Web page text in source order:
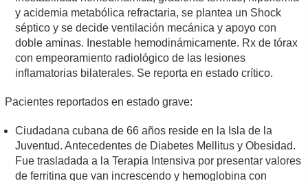
y acidemia metabólica refractaria, se plantea un Shock
séptico y se decide ventilación mecánica y apoyo con
doble aminas. Inestable hemodinámicamente. Rx de tórax
con empeoramiento radiológico de las lesiones
inflamatorias bilaterales. Se reporta en estado crítico.
Pacientes reportados en estado grave:
Ciudadana cubana de 66 años reside en la Isla de la
Juventud. Antecedentes de Diabetes Mellitus y Obesidad.
Fue trasladada a la Terapia Intensiva por presentar valores
de ferritina que van increscendo y hemoglobina con